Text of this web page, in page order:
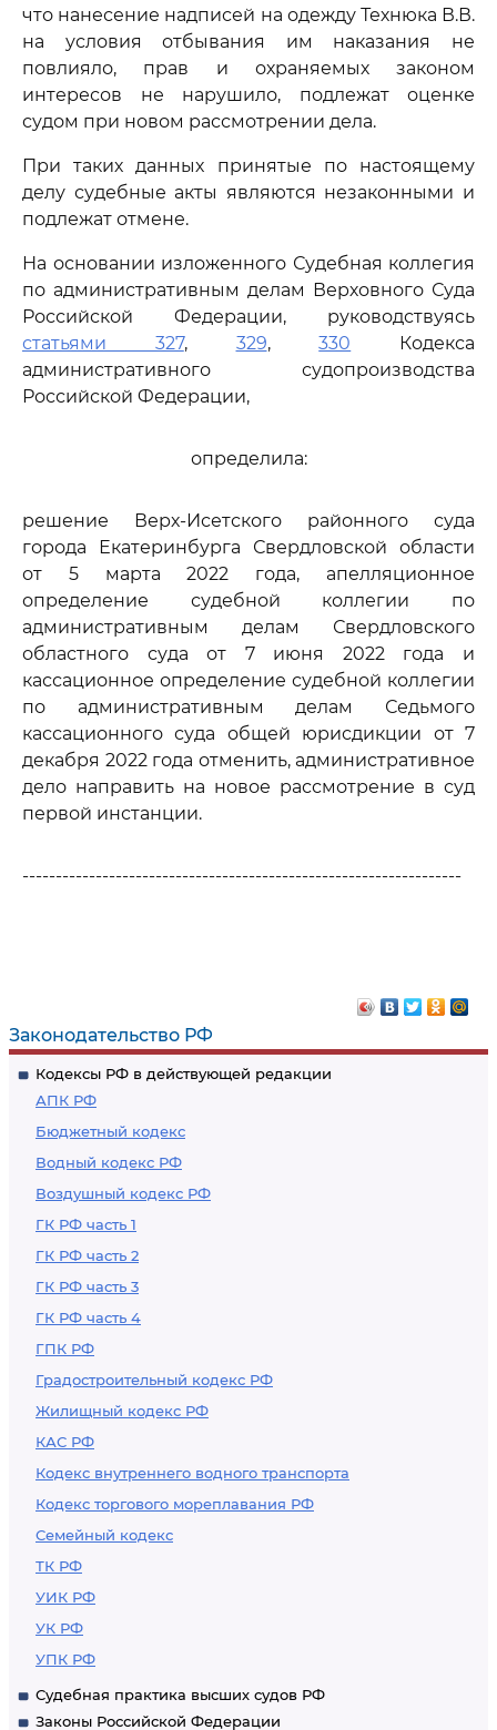
Законодательство РФ
Кодексы РФ в действующей редакции
АПК РФ
Бюджетный кодекс
Водный кодекс РФ
Воздушный кодекс РФ
ГК РФ часть 1
ГК РФ часть 2
ГК РФ часть 3
ГК РФ часть 4
ГПК РФ
Градостроительный кодекс РФ
Жилищный кодекс РФ
КАС РФ
Кодекс внутреннего водного транспорта
Кодекс торгового мореплавания РФ
Семейный кодекс
ТК РФ
УИК РФ
УК РФ
УПК РФ
Судебная практика высших судов РФ
Законы Российской Федерации
что нанесение надписей на одежду Технюка В.В.
на условия отбывания им наказания не
повлияло, прав и охраняемых законом
интересов не нарушило, подлежат оценке
судом при новом рассмотрении дела.
При таких данных принятые по настоящему
делу судебные акты являются незаконными и
подлежат отмене.
На основании изложенного Судебная коллегия
по административным делам Верховного Суда
Российской Федерации, руководствуясь
статьями 327, 329,330 Кодекса
административного судопроизводства
Российской Федерации,
определила:
решение Верх-Исетского районного суда
города Екатеринбурга Свердловской области
от 5 марта 2022 года, апелляционное
определение судебной коллегии по
административным делам Свердловского
областного суда от 7 июня 2022 года и
кассационное определение судебной коллегии
по административным делам Седьмого
кассационного суда общей юрисдикции от 7
декабря 2022 года отменить, административное
дело направить на новое рассмотрение в суд
первой инстанции.
------------------------------------------------------------------